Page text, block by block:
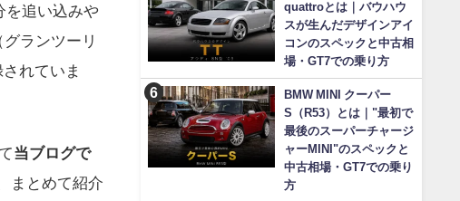
を追い込みや
ランツーリ
れていま
当ブログで
まとめて紹介
quattroとは｜バウハウ
スが生んだデザインアイ
コンのスペックと中古相
場・GT7での乗り方
BMW MINI クーパー
S（R53）とは｜"最初で
最後のスーパーチャージ
ャーMINI"のスペックと
中古相場・GT7での乗り
方